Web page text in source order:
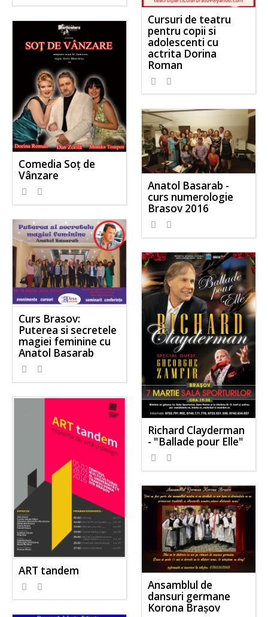
Cursuri de teatru
pentru copii si
adolescenti cu
actrita Dorina
Roman
Comedia Soț de
Vânzare
Anatol Basarab -
curs numerologie
Brasov 2016
Curs Brasov:
Puterea si secretele
magiei feminine cu
Anatol Basarab
Richard Clayderman
- "Ballade pour Elle"
ART tandem
Ansamblul de
dansuri germane
Korona Brașov